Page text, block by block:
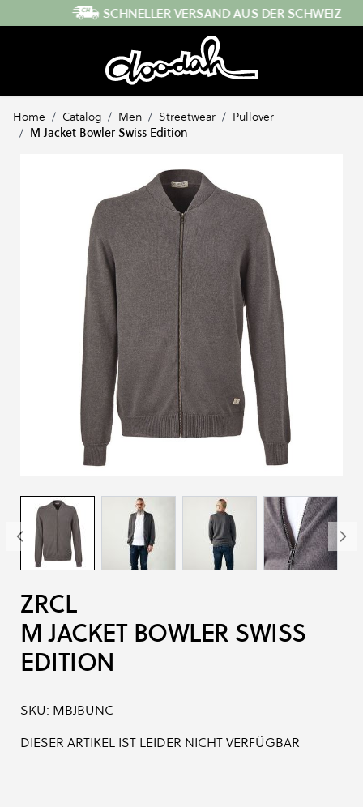
Direkt zum InhaltSCHNELLER VERSAND AUS DER SCHWEIZ
Home / Catalog / Men / Streetwear / Pullover
/ M Jacket Bowler Swiss Edition
ZRCL
M JACKET BOWLER SWISS
EDITION
SKU: MBJBUNC
DIESER ARTIKEL IST LEIDER NICHT VERFÜGBAR